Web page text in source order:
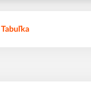
Tabuľka